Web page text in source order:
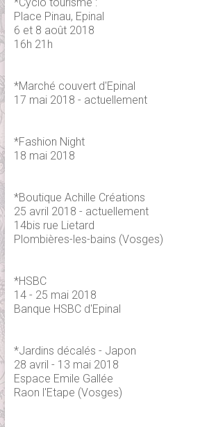
Place Pinau, Epinal
6 et 8 août 2018
16h 21h
*Marché couvert d'Epinal
17 mai 2018 - actuellement
*Fashion Night
18 mai 2018
*Boutique Achille Créations
25 avril 2018 - actuellement
14bis rue Lietard
Plombières-les-bains (Vosges)
*HSBC
14 - 25 mai 2018
Banque HSBC d'Epinal
*Jardins décalés - Japon
28 avril - 13 mai 2018
Espace Emile Gallée
Raon l'Etape (Vosges)